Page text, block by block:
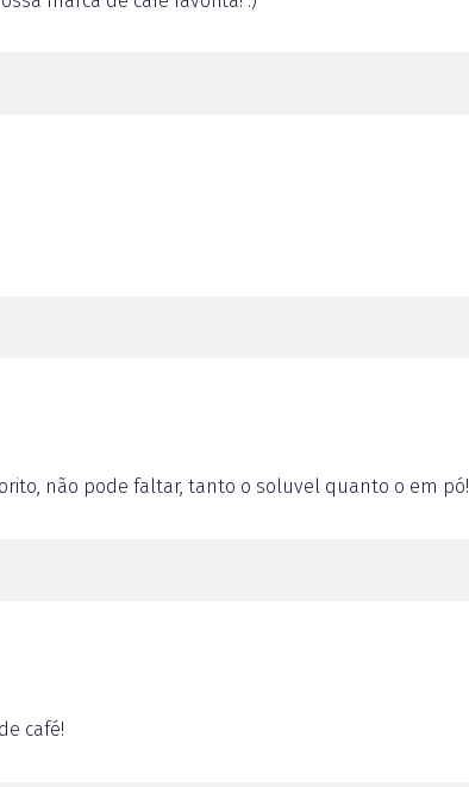
não pode faltar, tanto o soluvel quanto o em pó!
café!